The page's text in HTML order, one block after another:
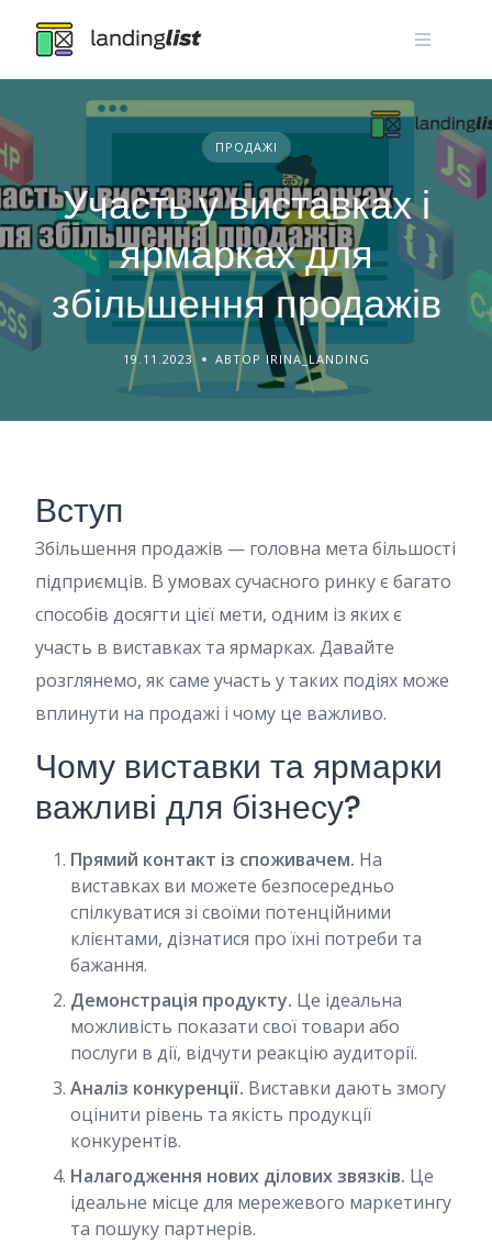
content
ПРОДАЖІ
Участь у виставках і
ярмарках для
збільшення продажів
19.11.2023 АВТОР IRINA_LANDING
Вступ
Збільшення продажів — головна мета більшості
підприємців. В умовах сучасного ринку є багато
способів досягти цієї мети, одним із яких є
участь в виставках та ярмарках. Давайте
розглянемо, як саме участь у таких подіях може
вплинути на продажі і чому це важливо.
Чому виставки та ярмарки
важливі для бізнесу?
Прямий контакт із споживачем. На
виставках ви можете безпосередньо
спілкуватися зі своїми потенційними
клієнтами, дізнатися про їхні потреби та
бажання.
Демонстрація продукту. Це ідеальна
можливість показати свої товари або
послуги в дії, відчути реакцію аудиторії.
Аналіз конкуренції. Виставки дають змогу
оцінити рівень та якість продукції
конкурентів.
Налагодження нових ділових звязків. Це
ідеальне місце для мережевого маркетингу
та пошуку партнерів.